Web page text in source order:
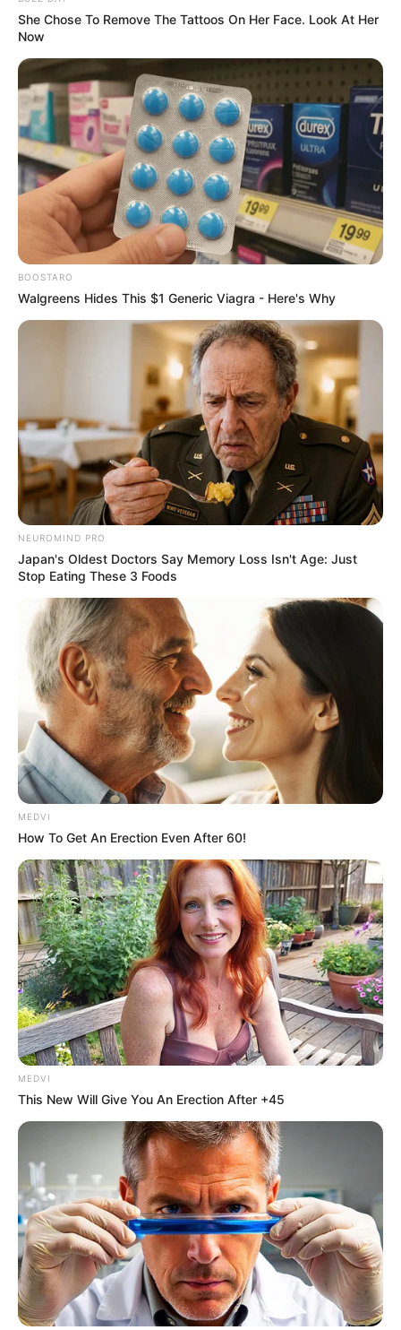
She Chose To Remove The Tattoos On Her Face. Look At Her
Now
BOOSTARO
Walgreens Hides This $1 Generic Viagra - Here's Why
NEUROMIND PRO
Japan's Oldest Doctors Say Memory Loss Isn't Age: Just
Stop Eating These 3 Foods
MEDVI
How To Get An Erection Even After 60!
MEDVI
This New Will Give You An Erection After +45